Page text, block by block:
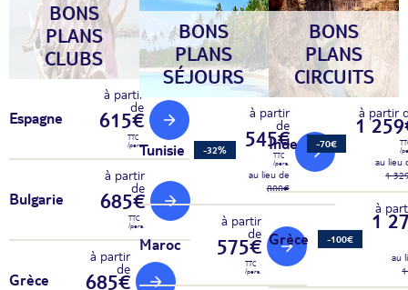
BONS
PLANS
CLUBS
Espagne
à partir
de
615€
TTC
/pers.
Bulgarie
à partir
de
685€
TTC
/pers.
Grèce
à partir
de
685€
BONS
PLANS
SÉJOURS
Tunisie -32%
à partir
de
545€
TTC
/pers.
au lieu de
800€
Maroc
à partir
de
575€
TTC
/pers.
BONS
PLANS
CIRCUITS
Inde -70€
à partir
1
/
au lieu
1
Grèce -100€
à
1
au